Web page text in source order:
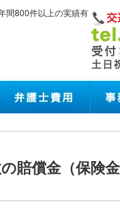
間800件以上の実績有
賠償金（保険